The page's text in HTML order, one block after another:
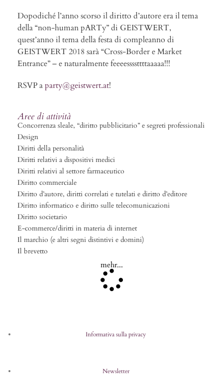
Dopodiché l’anno scorso il diritto d’autore era il tema
della “non-human pARTy” di GEISTWERT,
quest’anno il tema della festa di compleanno di
GEISTWERT 2018 sarà “Cross-Border e Market
Entrance” – e naturalmente feeeessssttttaaaaa!!!
RSVP aparty@geistwert.at!
Aree di attività
Concorrenza sleale, “diritto pubblicitario” e segreti professionali
Design
Diritti della personalità
Diritti relativi a dispositivi medici
Diritti relativi al settore farmaceutico
Diritto commerciale
Diritto d’autore, diritti correlati e tutelati e diritto d’editore
Diritto informatico e diritto sulle telecomunicazioni
Diritto societario
E-commerce/diritti in materia di internet
Il marchio (e altri segni distintivi e domini)
Il brevetto
mehr...
Informativa sulla privacy
Newsletter